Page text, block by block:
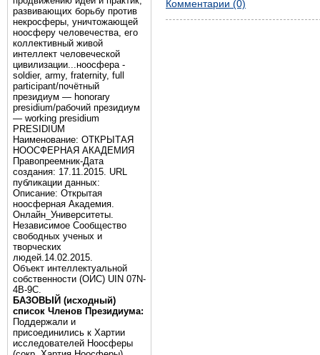
развивающих борьбу против
некросферы, уничтожающей
ноосферу человечества, его
коллективный живой
интеллект человеческой
цивилизации...ноосфера -
soldier, army, fraternity, full
participant/почётный
президиум — honorary
presidium/рабочий президиум
— working presidium
PRESIDIUM
Наименование: ОТКРЫТАЯ
НООСФЕРНАЯ АКАДЕМИЯ
Правопреемник-Дата
создания: 17.11.2015. URL
публикации данных:
Описание: Открытая
ноосферная Академия.
Онлайн_Университеты.
Независимое Сообщество
свободных ученых и
творческих
людей.14.02.2015.
Объект интеллектуальной
собственности (ОИС) UIN 07N-
4B-9C.
БАЗОВЫЙ (исходный)
список Членов Президиума:
Поддержали и
присоединились к Хартии
исследователей Ноосферы
Комментарии (0)